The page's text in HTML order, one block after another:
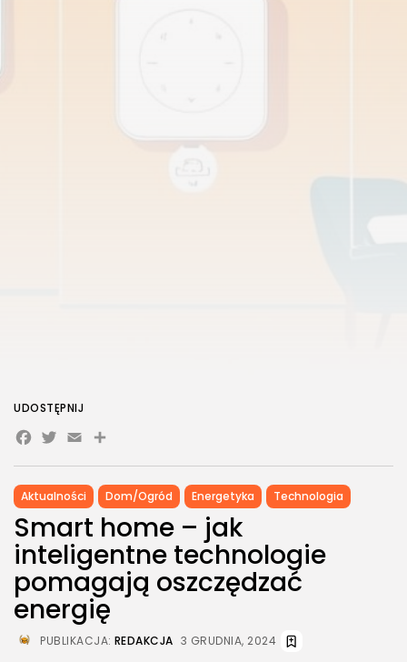
Aktualności Dom/Ogród Energetyka Technologia
Smart home – jak
inteligentne technologie
pomagają oszczędzać
energię
PUBLIKACJA: REDAKCJA 3 GRUDNIA, 2024
UDOSTĘPNIJ
Facebook
Twitter
EmailShare